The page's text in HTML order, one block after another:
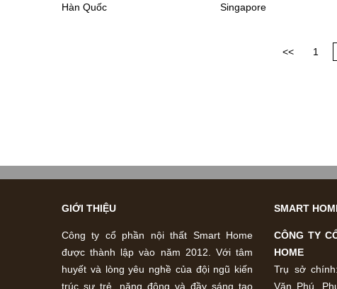
Hàn Quốc
Singapore
<< 1
GIỚI THIỆU
Công ty cổ phần nội thất Smart Home
được thành lập vào năm 2012. Với tâm
huyết và lòng yêu nghề của đội ngũ kiến
trúc sư trẻ, năng động và đầy sáng tạo
SMART
CÔNG TY
HOME
Trụ sở
Văn Phú,